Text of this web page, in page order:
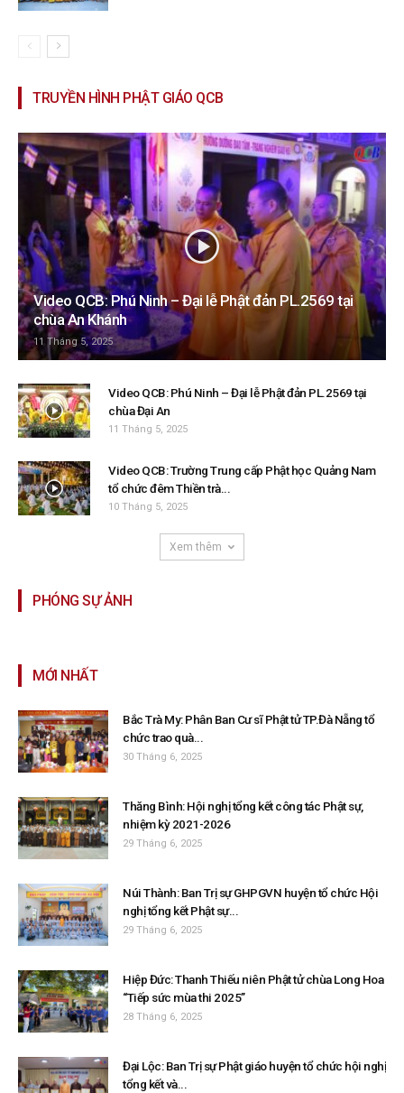
TRUYỀN HÌNH PHẬT GIÁO QCB
Video QCB: Phú Ninh – Đại lễ Phật đản PL.2569 tại
chùa An Khánh
11 Tháng 5, 2025
Video QCB: Phú Ninh – Đại lễ Phật đản PL.2569 tại
chùa Đại An
11 Tháng 5, 2025
Video QCB: Trường Trung cấp Phật học Quảng Nam
tổ chức đêm Thiền trà...
10 Tháng 5, 2025
Xem thêm
PHÓNG SỰ ẢNH
MỚI NHẤT
Bắc Trà My: Phân Ban Cư sĩ Phật tử TP.Đà Nẵng tổ
chức trao quà...
30 Tháng 6, 2025
Thăng Bình: Hội nghị tổng kết công tác Phật sự,
nhiệm kỳ 2021-2026
29 Tháng 6, 2025
Núi Thành: Ban Trị sự GHPGVN huyện tổ chức Hội
nghị tổng kết Phật sự...
29 Tháng 6, 2025
Hiệp Đức: Thanh Thiếu niên Phật tử chùa Long Hoa
“Tiếp sức mùa thi 2025”
28 Tháng 6, 2025
Đại Lộc: Ban Trị sự Phật giáo huyện tổ chức hội nghị
tổng kết và...